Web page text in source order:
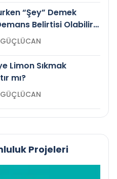
“Şey” Demek
Belirtisi Olabilir
Zeynep GÜÇLÜCAN
Limon Sıkmak
mı?
Zeynep GÜÇLÜCAN
Projeleri